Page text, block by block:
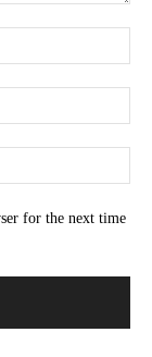
for the next time